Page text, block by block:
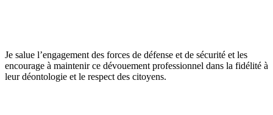
Je salue l’engagement des forces de défense et de sécurité et les
encourage à maintenir ce dévouement professionnel dans la fidélité à
leur déontologie et le respect des citoyens.